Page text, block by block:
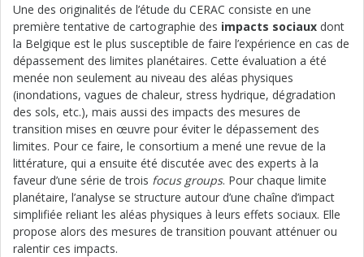
Une des originalités de l’étude du CERAC consiste en une
première tentative de cartographie des impacts sociaux dont
la Belgique est le plus susceptible de faire l’expérience en cas de
dépassement des limites planétaires. Cette évaluation a été
menée non seulement au niveau des aléas physiques
(inondations, vagues de chaleur, stress hydrique, dégradation
des sols, etc.), mais aussi des impacts des mesures de
transition mises en œuvre pour éviter le dépassement des
limites. Pour ce faire, le consortium a mené une revue de la
littérature, qui a ensuite été discutée avec des experts à la
faveur d’une série de trois focus groups. Pour chaque limite
planétaire, l’analyse se structure autour d’une chaîne d’impact
simplifiée reliant les aléas physiques à leurs effets sociaux. Elle
propose alors des mesures de transition pouvant atténuer ou
ralentir ces impacts.